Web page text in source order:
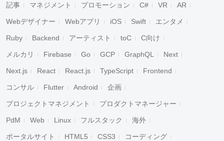
記事 マネジメント プロモーション C# VR AR
Webデザイナー Webアプリ iOS Swift エンタメ
Ruby Backend アーティスト toC C向け
メルカリ Firebase Go GCP GraphQL Next
Next.js React React.js TypeScript Frontend
コンサル Flutter Android 企画
プロジェクトマネジメント プロダクトマネージャー
PdM Web Linux フルスタック 海外
ポータルサイト HTML5 CSS3 コーディング